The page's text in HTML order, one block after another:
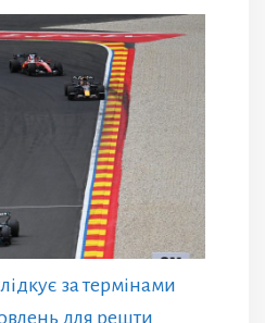
за термінами
для решти